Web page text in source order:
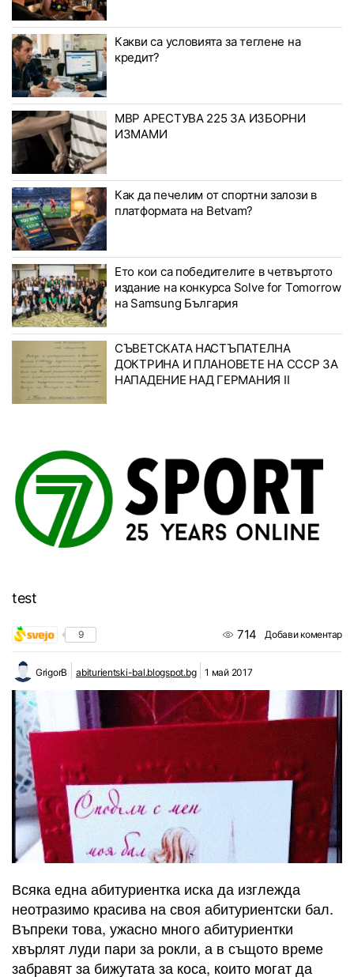
Какви са условията за теглене на
кредит?
МВР АРЕСТУВА 225 ЗА ИЗБОРНИ
ИЗМАМИ
Как да печелим от спортни залози в
платформата на Betvam?
Ето кои са победителите в четвъртото
издание на конкурса Solve for Tomorrow
на Samsung България
СЪВЕТСКАТА НАСТЪПАТЕЛНА
ДОКТРИНА И ПЛАНОВЕТЕ НА СССР ЗА
НАПАДЕНИЕ НАД ГЕРМАНИЯ II
test
9 714 Добави коментар
GrigorB abiturientski-bal.blogspot.bg 1 май 2017
Всяка една абитуриентка иска да изглежда
неотразимо красива на своя абитуриентски бал.
Въпреки това, ужасно много абитуриентки
хвърлят луди пари за рокли, а в същото време
забравят за бижутата за коса, които могат да